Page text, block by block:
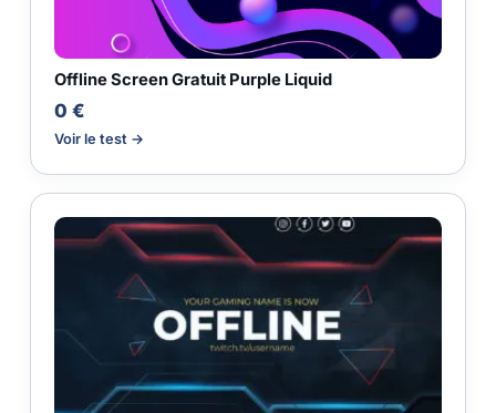
Offline Screen Gratuit Purple Liquid
0 €
Voir le test →